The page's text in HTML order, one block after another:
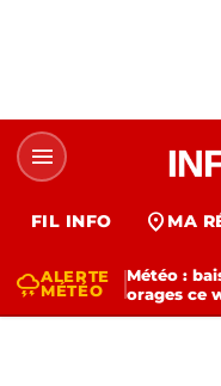
menu
FIL INFO location_on MA
thunderstormALERTE
MÉTÉO
Météo :
orages ce